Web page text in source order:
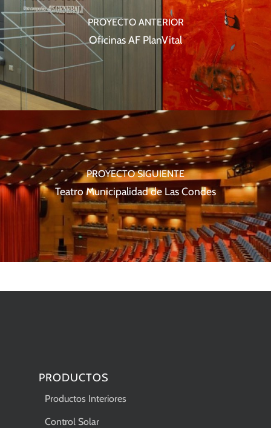
PROYECTO ANTERIOR
Oficinas AF PlanVital
PROYECTO SIGUIENTE
Teatro Municipalidad de Las Condes
PRODUCTOS
Productos Interiores
Control Solar